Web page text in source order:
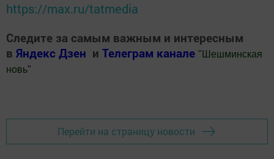
https://max.ru/tatmedia
Следите за самым важным и интересным
в Яндекс Дзен и Телеграм канале " Шешминская
новь"
Перейти на страницу новости